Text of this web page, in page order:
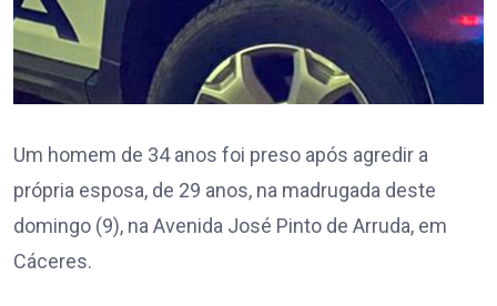
Um homem de 34 anos foi preso após agredir a
própria esposa, de 29 anos, na madrugada deste
domingo (9), na Avenida José Pinto de Arruda, em
Cáceres.